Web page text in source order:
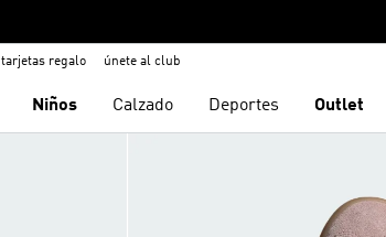
tarjetas regalo únete al club
Niños Calzado Deportes Outlet